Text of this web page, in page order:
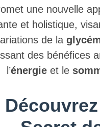
une nouvelle
et holistique,
de la
des bénéfices
l’énergieet le